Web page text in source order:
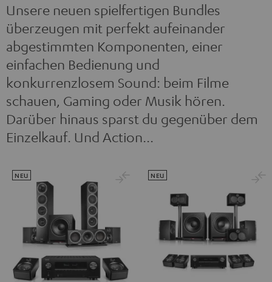
Unsere neuen spielfertigen Bundles
überzeugen mit perfekt aufeinander
abgestimmten Komponenten, einer
einfachen Bedienung und
konkurrenzlosem Sound: beim Filme
schauen, Gaming oder Musik hören.
Darüber hinaus sparst du gegenüber dem
Einzelkauf. Und Action...
NEU NEU